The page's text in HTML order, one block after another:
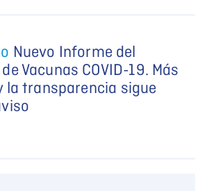
Nuevo Informe del
Vacunas COVID-19. Más
la transparencia sigue